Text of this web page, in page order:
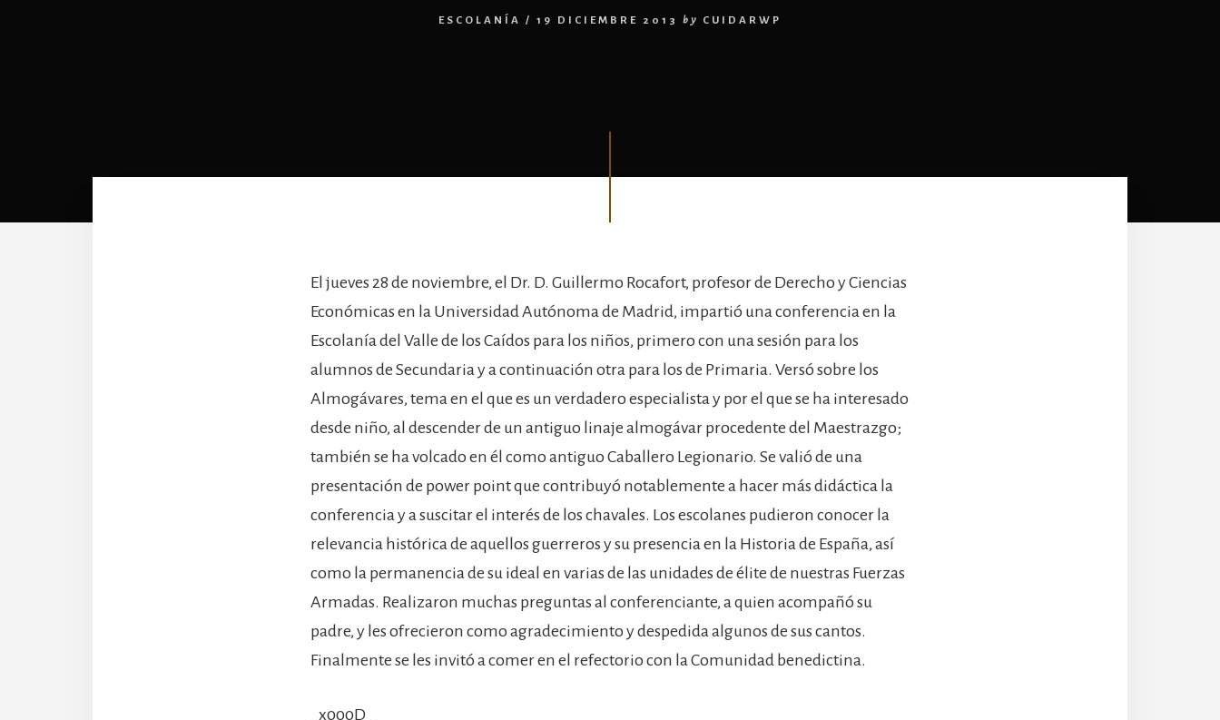
ESCOLANÍA / 19 DICIEMBRE 2013 by CUIDARWP
El jueves 28 de noviembre, el Dr. D. Guillermo Rocafort, profesor de Derecho y Ciencias
Económicas en la Universidad Autónoma de Madrid, impartió una conferencia en la
Escolanía del Valle de los Caídos para los niños, primero con una sesión para los
alumnos de Secundaria y a continuación otra para los de Primaria. Versó sobre los
Almogávares, tema en el que es un verdadero especialista y por el que se ha interesado
desde niño, al descender de un antiguo linaje almogávar procedente del Maestrazgo;
también se ha volcado en él como antiguo Caballero Legionario. Se valió de una
presentación de power point que contribuyó notablemente a hacer más didáctica la
conferencia y a suscitar el interés de los chavales. Los escolanes pudieron conocer la
relevancia histórica de aquellos guerreros y su presencia en la Historia de España, así
como la permanencia de su ideal en varias de las unidades de élite de nuestras Fuerzas
Armadas. Realizaron muchas preguntas al conferenciante, a quien acompañó su
padre, y les ofrecieron como agradecimiento y despedida algunos de sus cantos.
Finalmente se les invitó a comer en el refectorio con la Comunidad benedictina.
_x000D_